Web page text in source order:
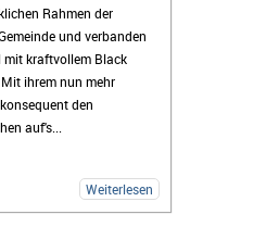
Rahmen der
und verbanden
mit kraftvollem Black
ihrem nun mehr
den
auf's...
Weiterlesen